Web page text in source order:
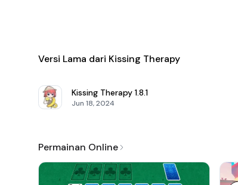
Versi Lama dari Kissing Therapy
Kissing Therapy 1.8.1
Jun 18, 2024
Permainan Online